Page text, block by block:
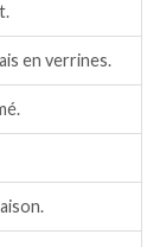
en verrines.